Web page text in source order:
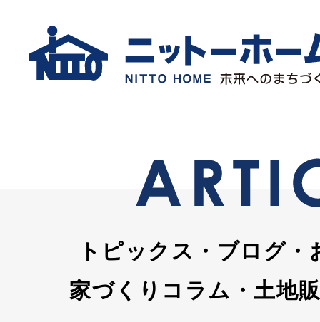
トピックス・ブログ・
家づくりコラム・土地